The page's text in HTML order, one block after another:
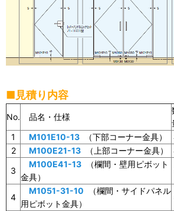
■見積り内容
No. 品名・仕様
1
M101E10-13 （下部コーナー金具）
2
M100E21-13 （上部コーナー金具）
3
M100E41-13 （欄間・壁用ピボット
金具）
4
M1051-31-10 （欄間・サイドパネル
用ピボット金具）